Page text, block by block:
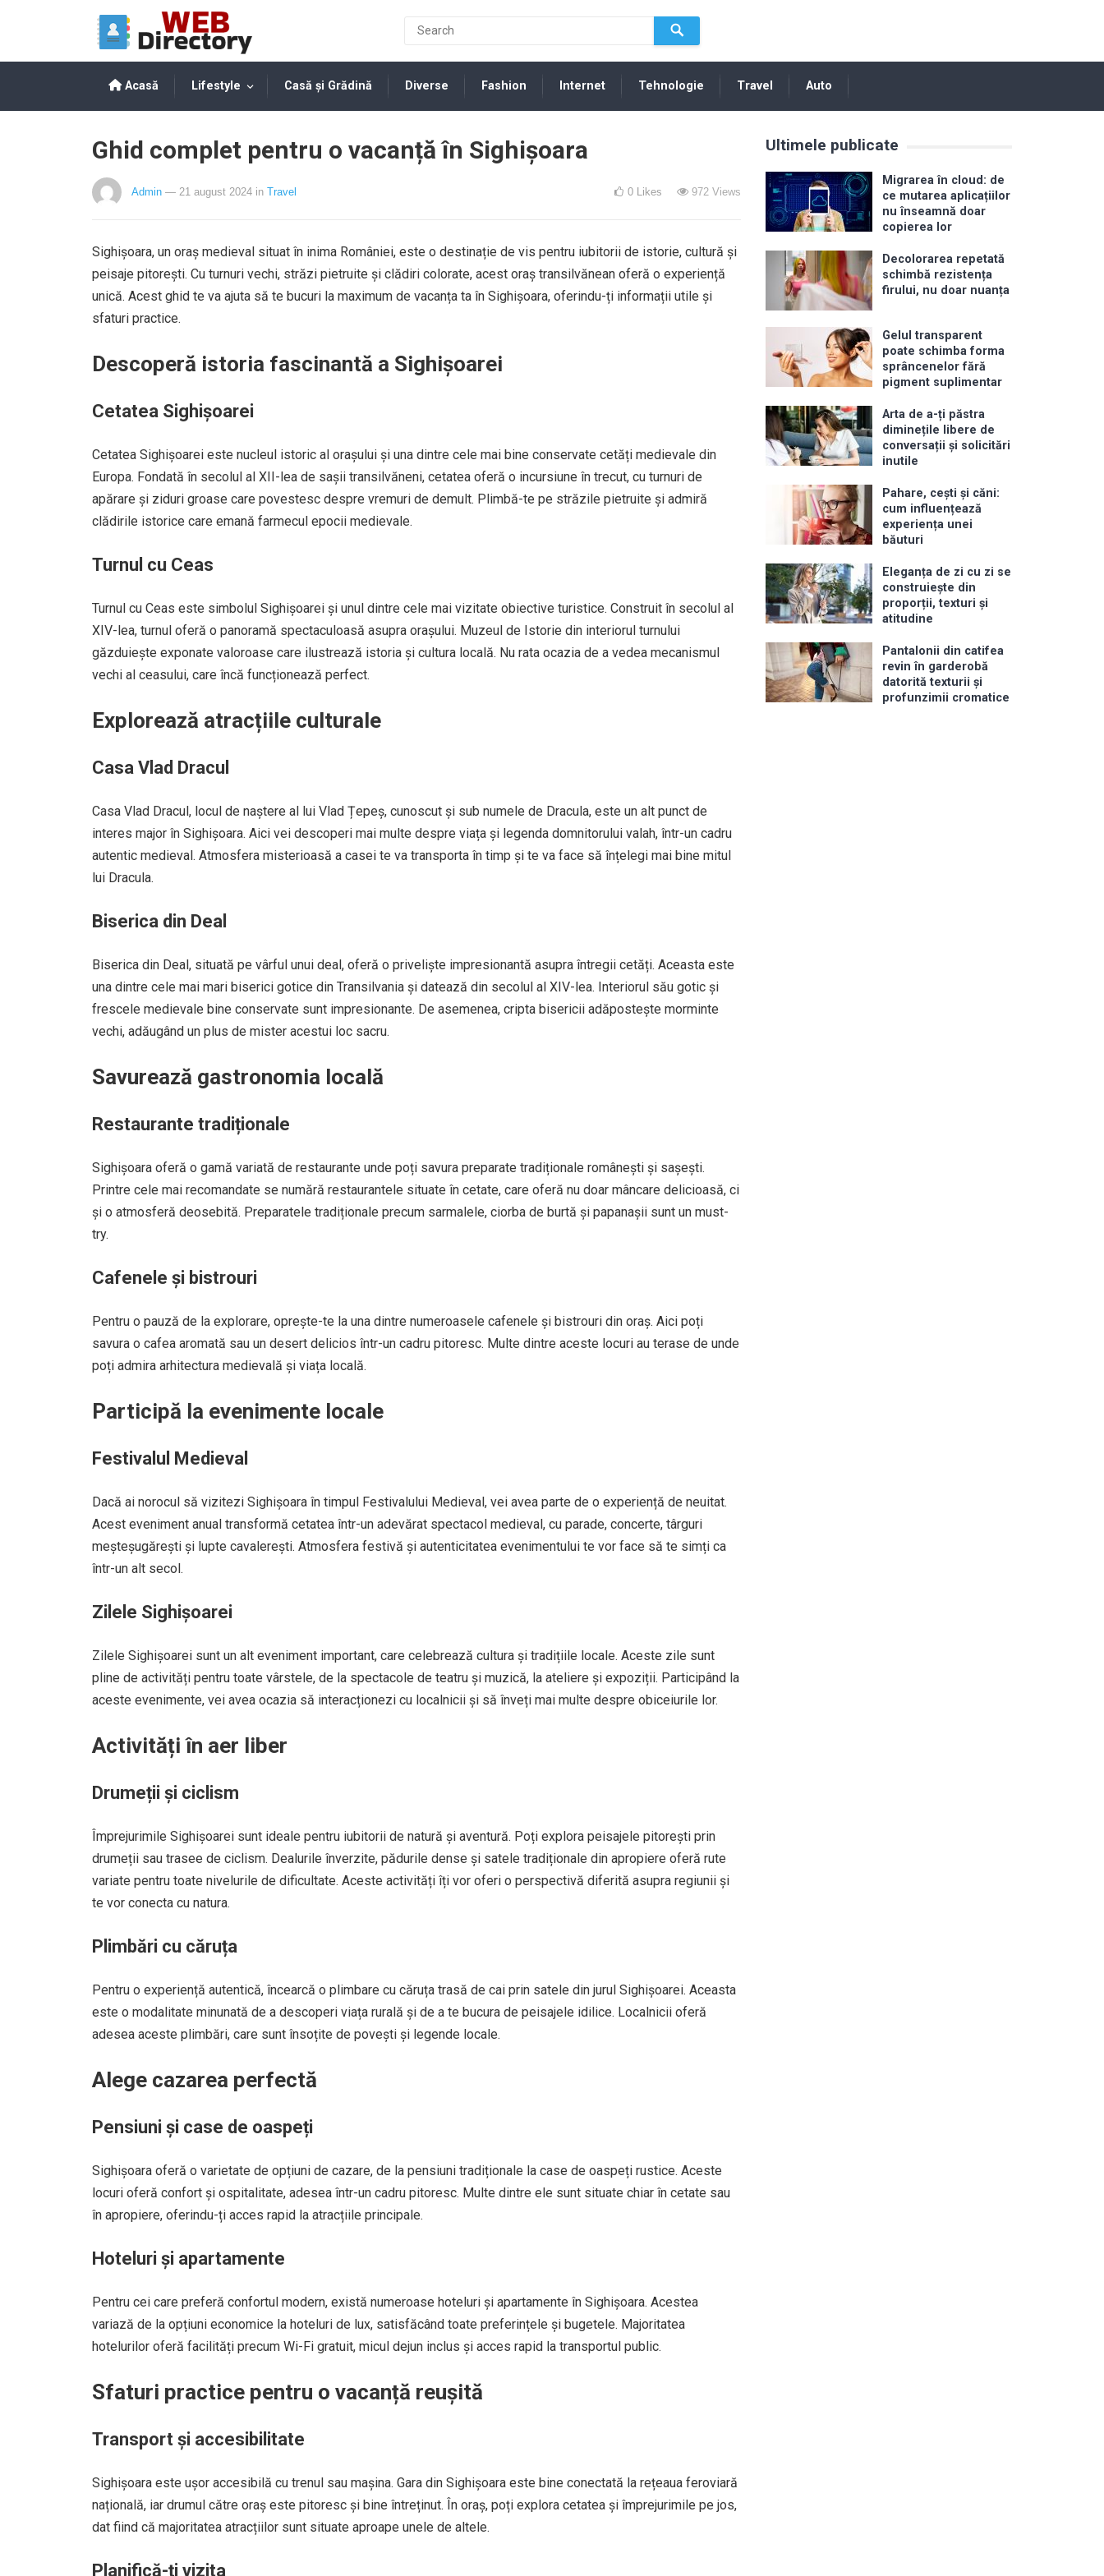
Acasă Lifestyle Casă și Grădină Diverse Fashion Internet Tehnologie Travel Auto
Ghid complet pentru o vacanță în Sighișoara
Admin — 21 august 2024 in Travel 0 Likes 972 Views
Sighișoara, un oraș medieval situat în inima României, este o destinație de vis pentru iubitorii de istorie, cultură și
peisaje pitorești. Cu turnuri vechi, străzi pietruite și clădiri colorate, acest oraș transilvănean oferă o experiență
unică. Acest ghid te va ajuta să te bucuri la maximum de vacanța ta în Sighișoara, oferindu-ți informații utile și
sfaturi practice.
Descoperă istoria fascinantă a Sighișoarei
Cetatea Sighișoarei
Cetatea Sighișoarei este nucleul istoric al orașului și una dintre cele mai bine conservate cetăți medievale din
Europa. Fondată în secolul al XII-lea de sașii transilvăneni, cetatea oferă o incursiune în trecut, cu turnuri de
apărare și ziduri groase care povestesc despre vremuri de demult. Plimbă-te pe străzile pietruite și admiră
clădirile istorice care emană farmecul epocii medievale.
Turnul cu Ceas
Turnul cu Ceas este simbolul Sighișoarei și unul dintre cele mai vizitate obiective turistice. Construit în secolul al
XIV-lea, turnul oferă o panoramă spectaculoasă asupra orașului. Muzeul de Istorie din interiorul turnului
găzduiește exponate valoroase care ilustrează istoria și cultura locală. Nu rata ocazia de a vedea mecanismul
vechi al ceasului, care încă funcționează perfect.
Explorează atracțiile culturale
Casa Vlad Dracul
Casa Vlad Dracul, locul de naștere al lui Vlad Țepeș, cunoscut și sub numele de Dracula, este un alt punct de
interes major în Sighișoara. Aici vei descoperi mai multe despre viața și legenda domnitorului valah, într-un cadru
autentic medieval. Atmosfera misterioasă a casei te va transporta în timp și te va face să înțelegi mai bine mitul
lui Dracula.
Biserica din Deal
Biserica din Deal, situată pe vârful unui deal, oferă o priveliște impresionantă asupra întregii cetăți. Aceasta este
una dintre cele mai mari biserici gotice din Transilvania și datează din secolul al XIV-lea. Interiorul său gotic și
frescele medievale bine conservate sunt impresionante. De asemenea, cripta bisericii adăpostește morminte
vechi, adăugând un plus de mister acestui loc sacru.
Savurează gastronomia locală
Restaurante tradiționale
Sighișoara oferă o gamă variată de restaurante unde poți savura preparate tradiționale românești și sașești.
Printre cele mai recomandate se numără restaurantele situate în cetate, care oferă nu doar mâncare delicioasă, ci
și o atmosferă deosebită. Preparatele tradiționale precum sarmalele, ciorba de burtă și papanașii sunt un must-
try.
Cafenele și bistrouri
Pentru o pauză de la explorare, oprește-te la una dintre numeroasele cafenele și bistrouri din oraș. Aici poți
savura o cafea aromată sau un desert delicios într-un cadru pitoresc. Multe dintre aceste locuri au terase de unde
poți admira arhitectura medievală și viața locală.
Participă la evenimente locale
Festivalul Medieval
Dacă ai norocul să vizitezi Sighișoara în timpul Festivalului Medieval, vei avea parte de o experiență de neuitat.
Acest eveniment anual transformă cetatea într-un adevărat spectacol medieval, cu parade, concerte, târguri
meșteșugărești și lupte cavalerești. Atmosfera festivă și autenticitatea evenimentului te vor face să te simți ca
într-un alt secol.
Zilele Sighișoarei
Zilele Sighișoarei sunt un alt eveniment important, care celebrează cultura și tradițiile locale. Aceste zile sunt
pline de activități pentru toate vârstele, de la spectacole de teatru și muzică, la ateliere și expoziții. Participând la
aceste evenimente, vei avea ocazia să interacționezi cu localnicii și să înveți mai multe despre obiceiurile lor.
Activități în aer liber
Drumeții și ciclism
Împrejurimile Sighișoarei sunt ideale pentru iubitorii de natură și aventură. Poți explora peisajele pitorești prin
drumeții sau trasee de ciclism. Dealurile înverzite, pădurile dense și satele tradiționale din apropiere oferă rute
variate pentru toate nivelurile de dificultate. Aceste activități îți vor oferi o perspectivă diferită asupra regiunii și
te vor conecta cu natura.
Plimbări cu căruța
Pentru o experiență autentică, încearcă o plimbare cu căruța trasă de cai prin satele din jurul Sighișoarei. Aceasta
este o modalitate minunată de a descoperi viața rurală și de a te bucura de peisajele idilice. Localnicii oferă
adesea aceste plimbări, care sunt însoțite de povești și legende locale.
Alege cazarea perfectă
Pensiuni și case de oaspeți
Sighișoara oferă o varietate de opțiuni de cazare, de la pensiuni tradiționale la case de oaspeți rustice. Aceste
locuri oferă confort și ospitalitate, adesea într-un cadru pitoresc. Multe dintre ele sunt situate chiar în cetate sau
în apropiere, oferindu-ți acces rapid la atracțiile principale.
Hoteluri și apartamente
Pentru cei care preferă confortul modern, există numeroase hoteluri și apartamente în Sighișoara. Acestea
variază de la opțiuni economice la hoteluri de lux, satisfăcând toate preferințele și bugetele. Majoritatea
hotelurilor oferă facilități precum Wi-Fi gratuit, micul dejun inclus și acces rapid la transportul public.
Sfaturi practice pentru o vacanță reușită
Transport și accesibilitate
Sighișoara este ușor accesibilă cu trenul sau mașina. Gara din Sighișoara este bine conectată la rețeaua feroviară
națională, iar drumul către oraș este pitoresc și bine întreținut. În oraș, poți explora cetatea și împrejurimile pe jos,
dat fiind că majoritatea atracțiilor sunt situate aproape unele de altele.
Planifică-ți vizita
Ultimele publicate
Migrarea în cloud: de
ce mutarea aplicațiilor
nu înseamnă doar
copierea lor
Decolorarea repetată
schimbă rezistența
firului, nu doar nuanța
Gelul transparent
poate schimba forma
sprâncenelor fără
pigment suplimentar
Arta de a-ți păstra
diminețile libere de
conversații și solicitări
inutile
Pahare, cești și căni:
cum influențează
experiența unei
băuturi
Eleganța de zi cu zi se
construiește din
proporții, texturi și
atitudine
Pantalonii din catifea
revin în garderobă
datorită texturii și
profunzimii cromatice